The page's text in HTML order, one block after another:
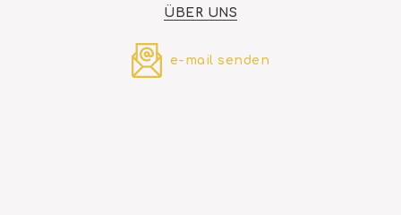
ÜBER UNS
e-mail senden